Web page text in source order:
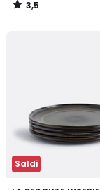
3,5
/
Saldi